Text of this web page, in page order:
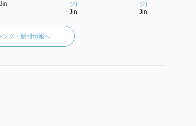
Jin
ジ)
Jin
ジ)
Jin
ング・新刊情報へ